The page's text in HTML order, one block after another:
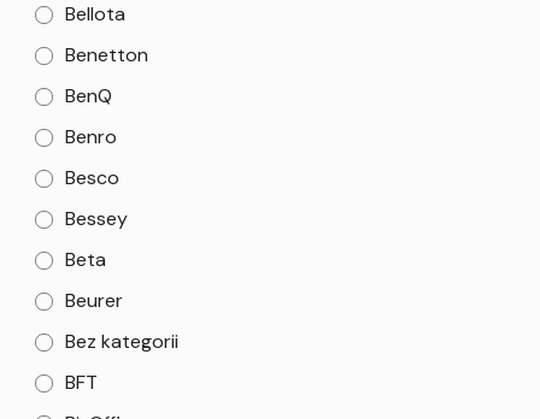
Bellota
Benetton
BenQ
Benro
Besco
Bessey
Beta
Beurer
Bez kategorii
BFT